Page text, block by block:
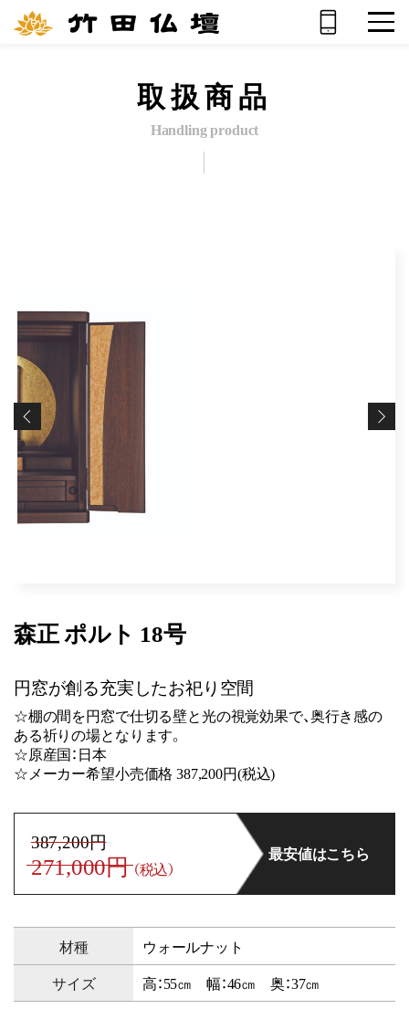
取扱商品
Handling product
森正 ポルト 18号
円窓が創る充実したお祀り空間
☆棚の間を円窓で仕切る壁と光の視覚効果で、奥行き感の
ある祈りの場となります。
☆原産国：日本
☆メーカー希望小売価格 387,200円(税込)
387,200円
271,000円（税込）
最安値はこちら
材種
ウォールナット
サイズ
高：55㎝ 幅：46㎝ 奥：37㎝